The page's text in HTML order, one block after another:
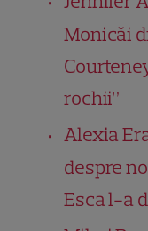
Monicăi
rochii”
Alexia
despre
Esca l-a